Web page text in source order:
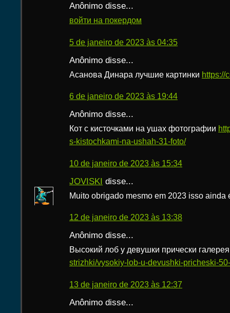
Anônimo disse...
войти на покердом
5 de janeiro de 2023 às 04:35
Anônimo disse...
Асанова Динара лучшие картинки https://
6 de janeiro de 2023 às 19:44
Anônimo disse...
Кот с кисточками на ушах фотографии
s-kistochkami-na-ushah-31-foto/
10 de janeiro de 2023 às 15:34
JOVISKI disse...
Muito obrigado mesmo em 2023 isso ainda
12 de janeiro de 2023 às 13:38
Anônimo disse...
Высокий лоб у девушки прически
strizhki/vysokiy-lob-u-devushki-pricheski-
13 de janeiro de 2023 às 12:37
Anônimo disse...